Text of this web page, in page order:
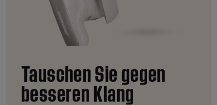
Tauschen Sie gegen
besseren Klang